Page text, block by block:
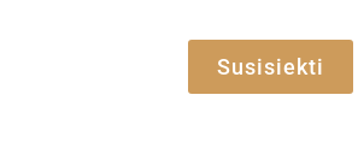
Susisiekti